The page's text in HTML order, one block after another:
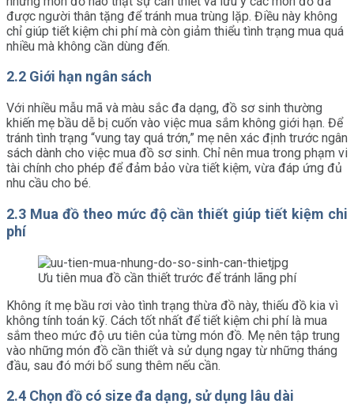
được người thân tặng để tránh mua trùng lặp. Điều này không
chỉ giúp tiết kiệm chi phí mà còn giảm thiểu tình trạng mua quá
nhiều mà không cần dùng đến.
2.2 Giới hạn ngân sách
Với nhiều mẫu mã và màu sắc đa dạng, đồ sơ sinh thường
khiến mẹ bầu dễ bị cuốn vào việc mua sắm không giới hạn. Để
tránh tình trạng “vung tay quá trớn,” mẹ nên xác định trước ngân
sách dành cho việc mua đồ sơ sinh. Chỉ nên mua trong phạm vi
tài chính cho phép để đảm bảo vừa tiết kiệm, vừa đáp ứng đủ
nhu cầu cho bé.
2.3 Mua đồ theo mức độ cần thiết giúp tiết kiệm chi
phí
Ưu tiên mua đồ cần thiết trước để tránh lãng phí
Không ít mẹ bầu rơi vào tình trạng thừa đồ này, thiếu đồ kia vì
không tính toán kỹ. Cách tốt nhất để tiết kiệm chi phí là mua
sắm theo mức độ ưu tiên của từng món đồ. Mẹ nên tập trung
vào những món đồ cần thiết và sử dụng ngay từ những tháng
đầu, sau đó mới bổ sung thêm nếu cần.
2.4 Chọn đồ có size đa dạng, sử dụng lâu dài